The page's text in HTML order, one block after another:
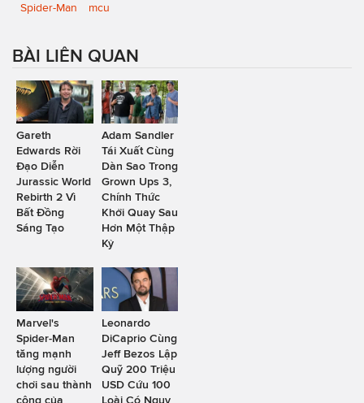
Spider-Man
mcu
BÀI LIÊN QUAN
Gareth
Edwards Rời
Đạo Diễn
Jurassic World
Rebirth 2 Vì
Bất Đồng
Sáng Tạo
Adam Sandler
Tái Xuất Cùng
Dàn Sao Trong
Grown Ups 3,
Chính Thức
Khởi Quay Sau
Hơn Một Thập
Kỷ
Marvel's
Spider-Man
tăng mạnh
lượng người
chơi sau thành
công của
Leonardo
DiCaprio Cùng
Jeff Bezos Lập
Quỹ 200 Triệu
USD Cứu 100
Loài Có Nguy